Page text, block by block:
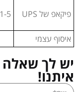
פיקאפ של UPS 1-5 ימי עסקים
איסוף עצמי
יש לך
איתנו!